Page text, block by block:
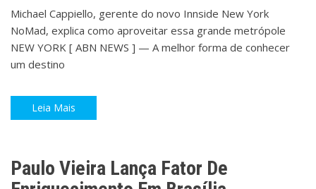
Michael Cappiello, gerente do novo Innside New York
NoMad, explica como aproveitar essa grande metrópole
NEW YORK [ ABN NEWS ] — A melhor forma de conhecer
um destino
Leia Mais
Eventos
Literatura
Paulo Vieira Lança Fator De